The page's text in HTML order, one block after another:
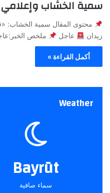
سمية الخشاب
محتوى المقال سمية الخشاب:
زيدان
عاجل ملخص
أكمل القراءة »
Weather
Bayrūt
سماء صافية